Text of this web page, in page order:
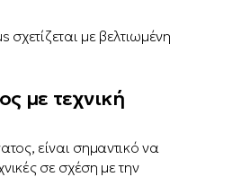
με βελτιωμένη
με τεχνική
είναι σημαντικό να
σε σχέση με την